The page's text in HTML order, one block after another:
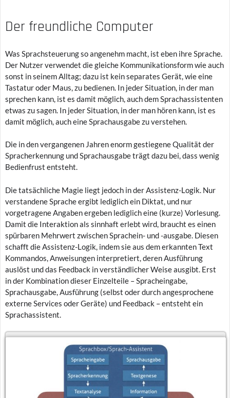
Der freundliche Computer
Was Sprachsteuerung so angenehm macht, ist eben ihre Sprache.
Der Nutzer verwendet die gleiche Kommunikationsform wie auch
sonst in seinem Alltag; dazu ist kein separates Gerät, wie eine
Tastatur oder Maus, zu bedienen. In jeder Situation, in der man
sprechen kann, ist es damit möglich, auch dem Sprachassistenten
etwas zu sagen. In jeder Situation, in der man hören kann, ist es
damit möglich, auch eine Sprachausgabe zu verstehen.
Die in den vergangenen Jahren enorm gestiegene Qualität der
Spracherkennung und Sprachausgabe trägt dazu bei, dass wenig
Bedienfrust entsteht.
Die tatsächliche Magie liegt jedoch in der Assistenz-Logik. Nur
verstandene Sprache ergibt lediglich ein Diktat, und nur
vorgetragene Angaben ergeben lediglich eine (kurze) Vorlesung.
Damit die Interaktion als sinnhaft erlebt wird, braucht es einen
spürbaren Mehrwert zwischen Sprachein- und -ausgabe. Diesen
schafft die Assistenz-Logik, indem sie aus dem erkannten Text
Kommandos, Anweisungen interpretiert, deren Ausführung
auslöst und das Feedback in verständlicher Weise ausgibt. Erst
in der Kombination dieser Einzelteile – Spracheingabe,
Sprachausgabe, Ausführung (selbst oder durch angesprochene
externe Services oder Geräte) und Feedback – entsteht ein
Sprachassistent.